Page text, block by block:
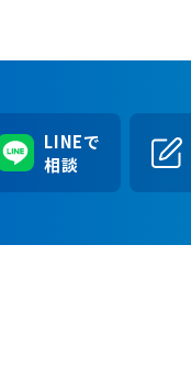
LINEで
相談